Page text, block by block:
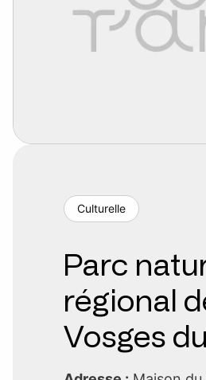
Culturelle
Parc
régional
Vosges